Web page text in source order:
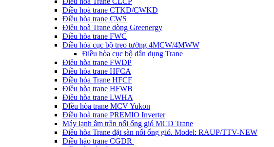
Điều hoà trane CTKD/CWKD
Điều hòa trane CWS
Điều hoà Trane dòng Greenergy
Điều hòa trane FWC
Điều hòa cục bộ treo tường 4MCW/4MWW
Điều hòa cục bộ dân dụng Trane
Điều hòa trane FWDP
Điều hòa trane HFCA
Điều hòa Trane HFCF
Điều hòa trane HFWB
Điều hòa trane LWHA
ĐIều hòa trane MCV Yukon
Điều hoà trane PREMIO Inverter
Máy lạnh âm trần nối ống gió MCD Trane
Điều hòa Trane đặt sàn nối ống gió. Model: RAUP/TTV-NEW
Điều hào trane CGDR